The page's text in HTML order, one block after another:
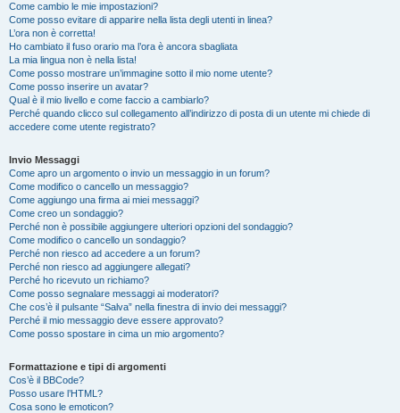
Come cambio le mie impostazioni?
Come posso evitare di apparire nella lista degli utenti in linea?
L’ora non è corretta!
Ho cambiato il fuso orario ma l’ora è ancora sbagliata
La mia lingua non è nella lista!
Come posso mostrare un’immagine sotto il mio nome utente?
Come posso inserire un avatar?
Qual è il mio livello e come faccio a cambiarlo?
Perché quando clicco sul collegamento all’indirizzo di posta di un utente mi chiede di
accedere come utente registrato?
Invio Messaggi
Come apro un argomento o invio un messaggio in un forum?
Come modifico o cancello un messaggio?
Come aggiungo una firma ai miei messaggi?
Come creo un sondaggio?
Perché non è possibile aggiungere ulteriori opzioni del sondaggio?
Come modifico o cancello un sondaggio?
Perché non riesco ad accedere a un forum?
Perché non riesco ad aggiungere allegati?
Perché ho ricevuto un richiamo?
Come posso segnalare messaggi ai moderatori?
Che cos’è il pulsante “Salva” nella finestra di invio dei messaggi?
Perché il mio messaggio deve essere approvato?
Come posso spostare in cima un mio argomento?
Formattazione e tipi di argomenti
Cos’è il BBCode?
Posso usare l’HTML?
Cosa sono le emoticon?